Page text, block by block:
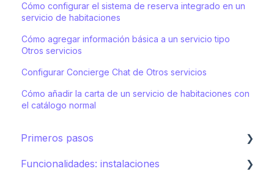
Cómo configurar el sistema de reserva integrado en un
servicio de habitaciones
Cómo agregar información básica a un servicio tipo
Otros servicios
Configurar Concierge Chat de Otros servicios
Cómo añadir la carta de un servicio de habitaciones con
el catálogo normal
Primeros pasos
Ecosistema de STAY
Funcionalidades: instalaciones